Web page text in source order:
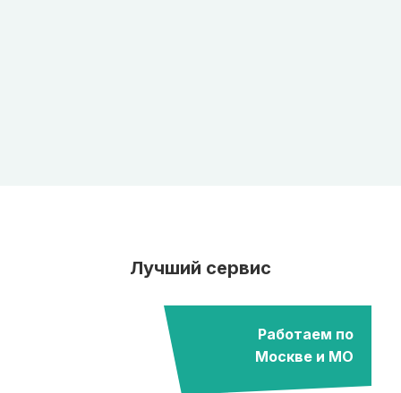
Лучший сервис
Работаем по
Москве и МО